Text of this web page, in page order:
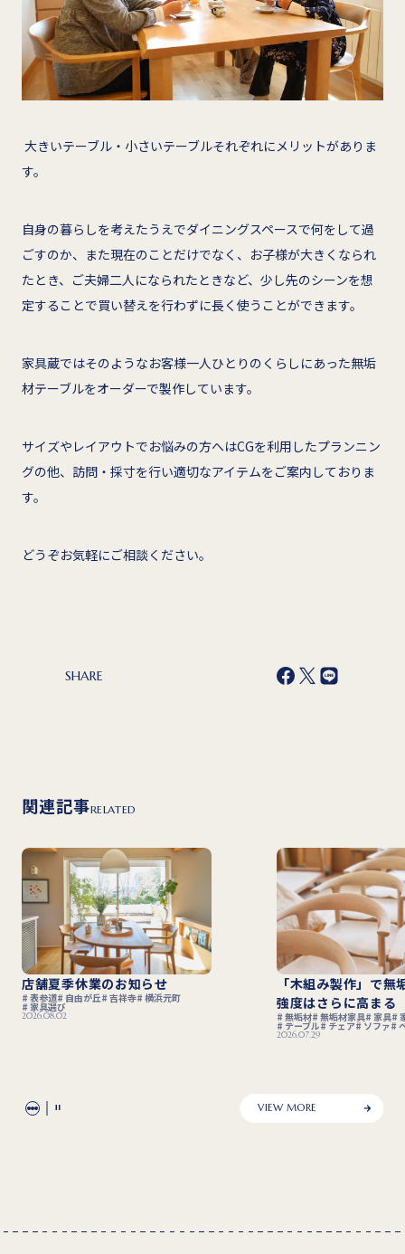
大きいテーブル・小さいテーブルそれぞれにメリットがありま
す。
自身の暮らしを考えたうえでダイニングスペースで何をして過
ごすのか、また現在のことだけでなく、お子様が大きくなられ
たとき、ご夫婦二人になられたときなど、少し先のシーンを想
定することで買い替えを行わずに長く使うことができます。
家具蔵ではそのようなお客様一人ひとりのくらしにあった無垢
材テーブルをオーダーで製作しています。
サイズやレイアウトでお悩みの方へはCGを利用したプランニン
グの他、訪問・採寸を行い適切なアイテムをご案内しておりま
す。
どうぞお気軽にご相談ください。
SHARE
関連記事RELATED
店舗夏季休業のお知らせ
表参道 自由が丘 吉祥寺 横浜元町
家具選び
2026.08.02
「木組み製作」で無
強度はさらに高まる
無垢材 無垢材家具 家具
テーブル チェア ソファ
2026.07.29
VIEW MORE